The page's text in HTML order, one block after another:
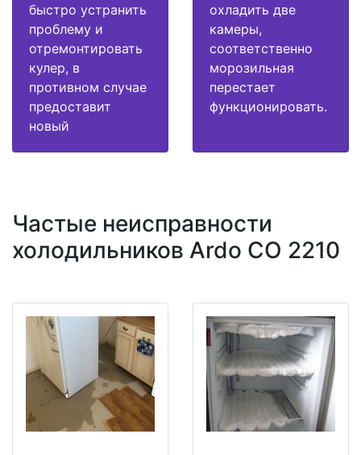
быстро устранить
проблему и
отремонтировать
кулер, в
противном случае
предоставит
новый
охладить две
камеры,
соответственно
морозильная
перестает
функционировать.
Частые неисправности
холодильников Ardo CO 2210